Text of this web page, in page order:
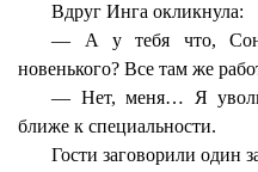
Вдруг Инга окликнула:
— А у тебя что,
новенького? Все там же
— Нет, меня… Я
ближе к специальности.
Гости заговорили один